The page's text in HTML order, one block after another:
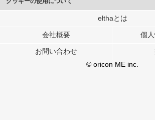
このサイトでは Cookie を使用して、ユーザーに合わ
行っています。
メディアや広告配信、データ解析の各パートナーに提
各パートナーは、この情報とユーザーが各パートナー
ユーザーが各パートナーのサービスを使用したときに
elthaとは
会社概要 個
お問い合わせ
© oricon ME inc.